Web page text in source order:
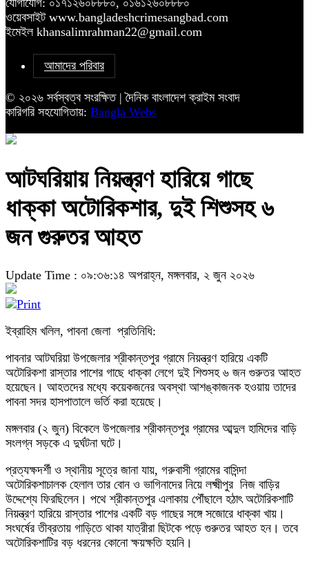
যোগাযোগ: ০১৭১২৬০৮৮৮০, ০১৬১২৬০৮৮৮০
ওয়েবসাইট www.bangladeshcrimesangbad.com
ইমেইল khansalimrahman22@gmail.com
আমাদের পরিবার
© ২০২৬ সর্বস্বত্ব সংরক্ষিত | দৈনিক বাংলাদেশ ক্রাইম সংবাদ
কারিগরি সহযোগিতায়: Bangla Webs
আটঘরিয়ায় নিয়ন্ত্রণ হারিয়ে গাছে
ধাক্কা অটোরিকশার, দুই শিশুসহ ৬
জন গুরুতর আহত
Update Time : ০৯:৩৬:১৪ অপরাহ্ন, মঙ্গলবার, ২ জুন ২০২৬
ইব্রাহিম খলিল, পাবনা জেলা প্রতিনিধি:
পাবনার আটঘরিয়া উপজেলার শ্রীকান্তপুর গ্রামে নিয়ন্ত্রণ হারিয়ে একটি
অটোরিকশা রাস্তার পাশের গাছে ধাক্কা লেগে দুই শিশুসহ ৬ জন গুরুতর আহত
হয়েছেন। আহতদের মধ্যে কয়েকজনের অবস্থা আশঙ্কাজনক হওয়ায় তাদের
পাবনা সদর হাসপাতালে ভর্তি করা হয়েছে।
মঙ্গলবার (২ জুন) বিকেলে উপজেলার শ্রীকান্তপুর গ্রামের আব্দুল হামিদের বাড়ি
সংলগ্ন সড়কে এ দুর্ঘটনা ঘটে।
প্রত্যক্ষদর্শী ও স্থানীয় সূত্রে জানা যায়, গরুবাসী গ্রামের বাসিন্দা
অটোরিকশাচালক হেলাল তার বোন ও ভাগিনাদের নিয়ে লক্ষ্মীপুর নিজ বাড়ির
উদ্দেশ্যে ফিরছিলেন। পথে শ্রীকান্তপুর এলাকায় পৌঁছালে হঠাৎ অটোরিকশাটি
নিয়ন্ত্রণ হারিয়ে রাস্তার পাশের একটি বড় গাছের সঙ্গে সজোরে ধাক্কা খায়।
সংঘর্ষের তীব্রতায় গাড়িতে থাকা যাত্রীরা ছিটকে পড়ে গুরুতর আহত হন। তবে
অটোরিকশাটির বড় ধরনের কোনো ক্ষয়ক্ষতি হয়নি।